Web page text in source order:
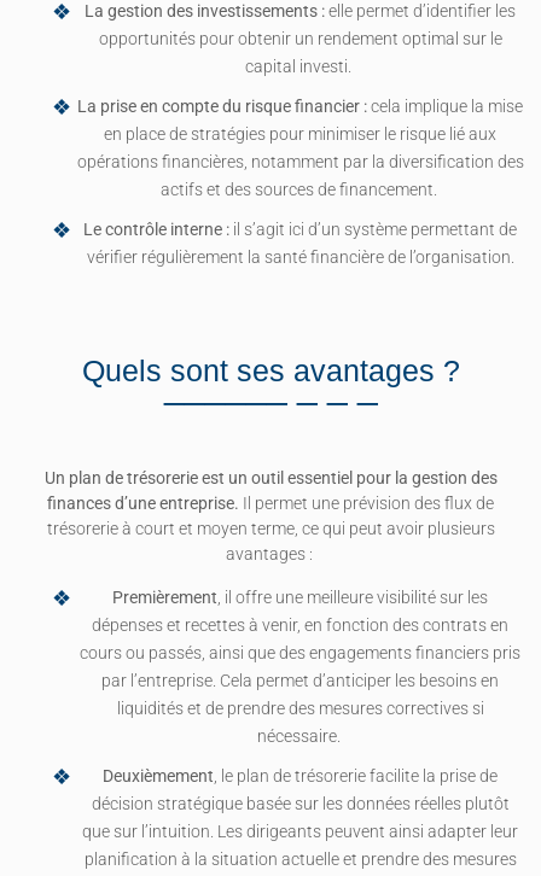
La gestion des investissements :elle permet d’identifier les
opportunités pour obtenir un rendement optimal sur le
capital investi.
La prise en compte du risque financier :cela implique la mise
en place de stratégies pour minimiser le risque lié aux
opérations financières, notamment par la diversification des
actifs et des sources de financement.
Le contrôle interne : il s’agit ici d’un système permettant de
vérifier régulièrement la santé financière de l’organisation.
Quels sont ses avantages ?
Un plan de trésorerie est un outil essentiel pour la gestion des
finances d’une entreprise. Il permet une prévision des flux de
trésorerie à court et moyen terme, ce qui peut avoir plusieurs
avantages :
Premièrement, il offre une meilleure visibilité sur les
dépenses et recettes à venir, en fonction des contrats en
cours ou passés, ainsi que des engagements financiers pris
par l’entreprise. Cela permet d’anticiper les besoins en
liquidités et de prendre des mesures correctives si
nécessaire.
Deuxièmement, le plan de trésorerie facilite la prise de
décision stratégique basée sur les données réelles plutôt
que sur l’intuition. Les dirigeants peuvent ainsi adapter leur
planification à la situation actuelle et prendre des mesures